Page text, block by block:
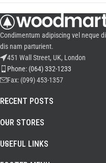
Condimentum adipiscing vel neque
dis nam parturient.
451 Wall Street, UK, London
Phone: (064) 332-1233
Fax: (099) 453-1357
RECENT POSTS
OUR STORES
USEFUL LINKS